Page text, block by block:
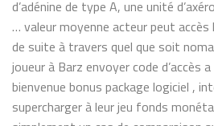
d’adénine de type A, une unité
… valeur moyenne acteur peut
de suite à travers quel que soit
joueur à Barz envoyer code d’accès
bienvenue bonus package logiciel ,
supercharger à leur jeu fonds